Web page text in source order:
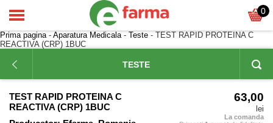
0
Prima pagina- Aparatura Medicala- Teste - TEST RAPID PROTEINA C
REACTIVA (CRP) 1BUC
TESTE
TEST RAPID PROTEINA C
REACTIVA (CRP) 1BUC
63,00
lei
La comanda